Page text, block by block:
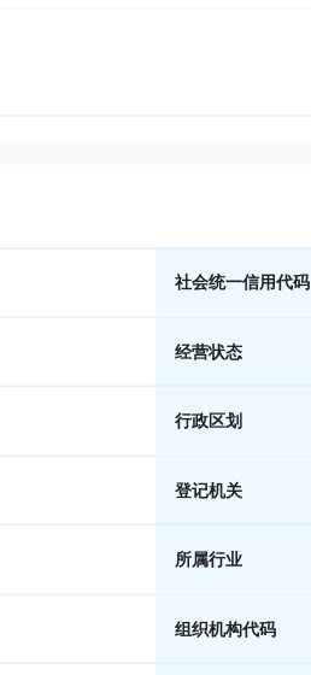
社会统一信用代码
经营状态
行政区划
登记机关
所属行业
组织机构代码